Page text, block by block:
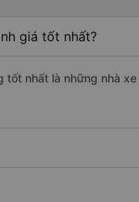
giá tốt nhất?
tốt nhất là những nhà xe